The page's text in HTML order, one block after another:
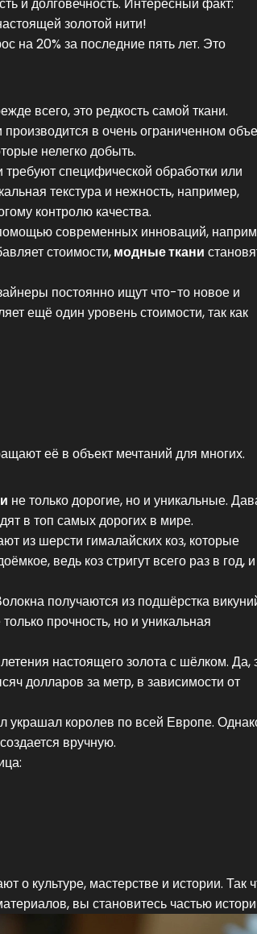
золотой нити!
на 20% за последние пять лет. Это
всего, это редкость самой ткани.
в очень ограниченном
нелегко добыть.
специфической обработки или
текстура и нежность, например,
контролю качества.
современных инноваций,
стоимости,модные ткани
постоянно ищут что-то новое и
ещё один уровень стоимости, так как
её в объект мечтаний для многих.
не только дорогие, но и уникальные.
в топ самых дорогих в мире.
из шерсти гималайских коз, которые
ведь коз стригут всего раз в год, и
получаются из подшёрстка
прочность, но и уникальная
настоящего золота с шёлком. Да,
долларов за метр, в зависимости от
украшал королев по всей Европе.
вручную.
о культуре, мастерстве и истории. Так
вы становитесь частью